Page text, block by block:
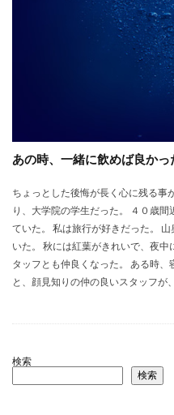
あの時、一緒に飲めば良かっ
ちょっとした後悔が長く心に残る事
り、大学院の学生だった。 ４０歳
ていた。 私は旅行が好きだった。
いた。 秋には紅葉がきれいで、夜
タッフとも仲良くなった。 ある時
と、顔見知りの仲の良いスタッフが
検索
検索